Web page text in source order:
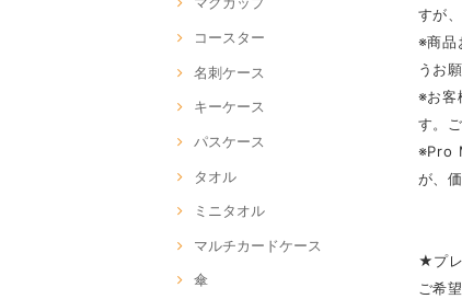
コースター
名刺ケース
キーケース
パスケース
タオル
ミニタオル
マルチカードケース
傘
すが
※商品
うお
※お客
す。
※Pro
が、
★プ
ご希